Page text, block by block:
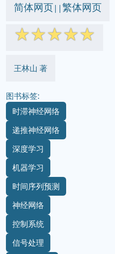
简体网页||繁体网页
☆☆☆☆☆
王林山 著
图书标签:
时滞神经网络
递推神经网络
深度学习
机器学习
时间序列预测
神经网络
控制系统
信号处理